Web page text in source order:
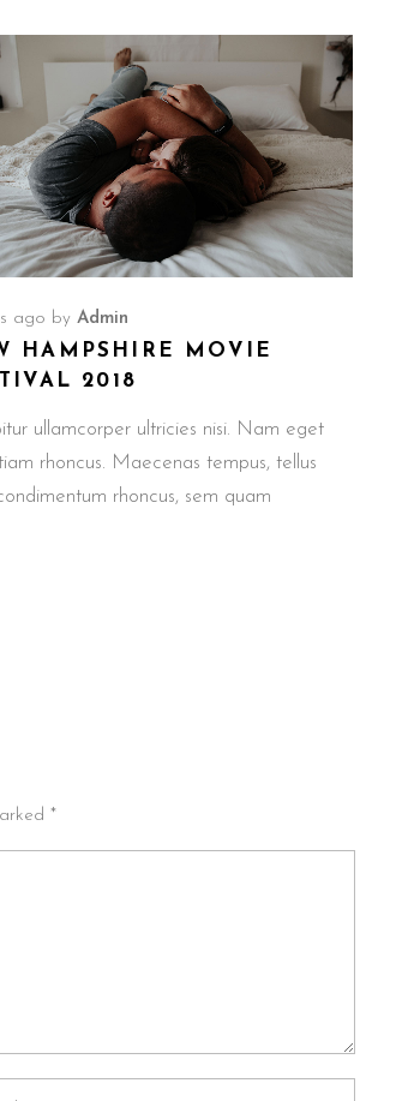
ago byAdmin
HAMPSHIRE MOVIE
2018
ullamcorper ultricies nisi. Nam eget
rhoncus. Maecenas tempus, tellus
rhoncus, sem quam
*